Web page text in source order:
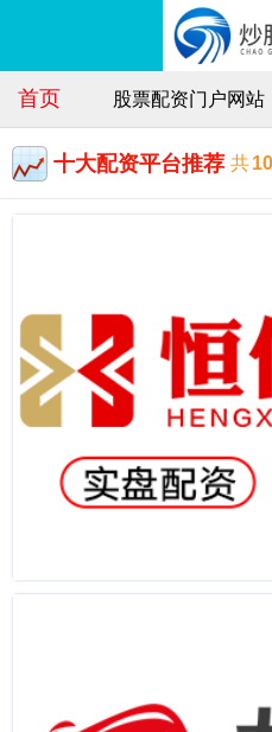
首页 股票配资门户网站
十大配资平台推荐 共